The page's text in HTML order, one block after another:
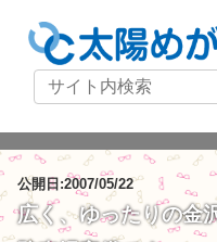
公開日:2007/05/22
広く、ゆったりの金